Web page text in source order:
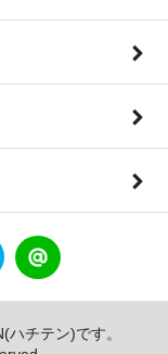
チテン)です。